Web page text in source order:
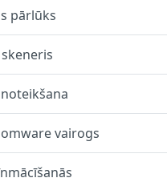
pārlūks
skeneris
vairogs